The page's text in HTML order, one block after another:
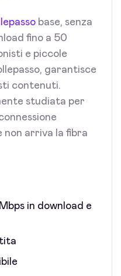
base, senza
fino a 50
e piccole
garantisce
contenuti.
studiata per
non arriva la fibra
in download e